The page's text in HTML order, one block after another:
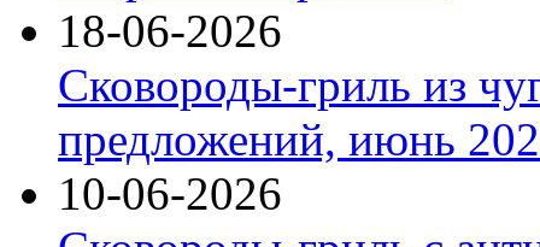
18-06-2026
Сковороды-гриль из
предложений, июнь
10-06-2026